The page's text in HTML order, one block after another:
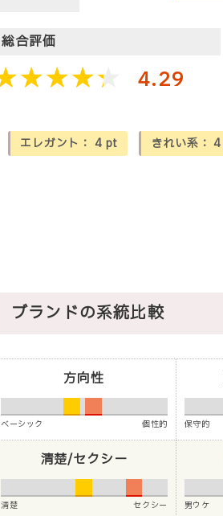
総合評価
4.29
エレガント： 4 pt きれい系：4
ブランドの系統比較
方向性
ベーシック 個性的 保守的
清楚/セクシー
清楚 セクシー 男ウケ